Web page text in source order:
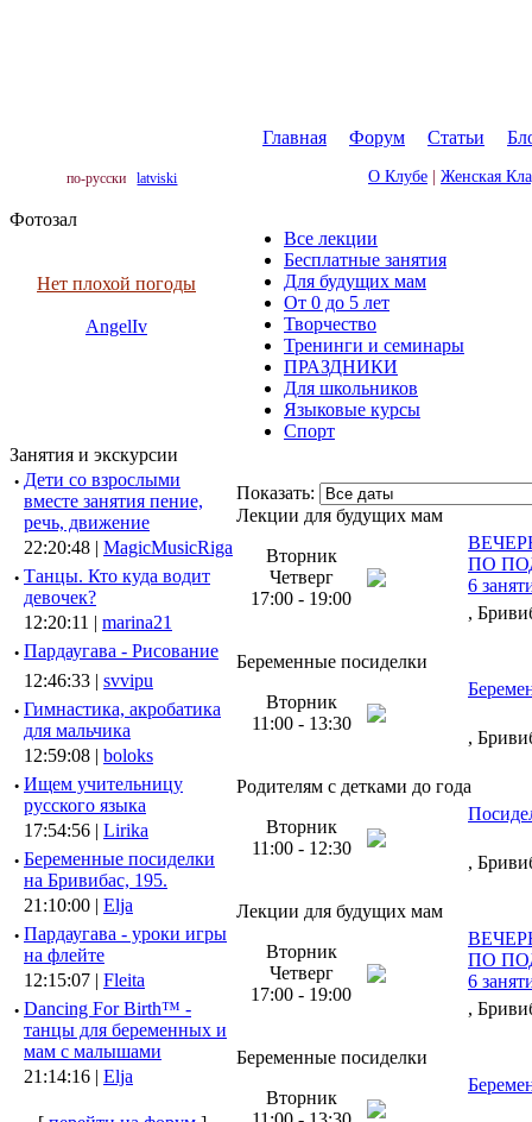
Главная Форум Статьи
по-русски latviski О Клубе Женская
Фотозал
Нет плохой погоды
AngelIv
Занятия и экскурсии
· Дети со взрослыми
вместе занятия пение,
речь, движение
22:20:48 | MagicMusicRiga
· Танцы. Кто куда водит
девочек?
12:20:11 | marina21
· Пардаугава - Рисование
12:46:33 | svvipu
· Гимнастика, акробатика
для мальчика
12:59:08 | boloks
· Ищем учительницу
русского языка
17:54:56 | Lirika
· Беременные посиделки
на Бривибас, 195.
21:10:00 | Elja
· Пардаугава - уроки игры
на флейте
12:15:07 | Fleita
· Dancing For Birth™ -
танцы для беременных и
мам с малышами
21:14:16 | Elja
Все лекции
Бесплатные занятия
Для будущих мам
От 0 до 5 лет
Творчество
Тренинги и семинары
ПРАЗДНИКИ
Для школьников
Языковые курсы
Спорт
Показать:
Лекции для будущих мам
Вторник
Четверг
17:00 - 19:00
ПО
6
,
Беременные посиделки
Вторник
11:00 - 13:30
,
Родителям с детками до года
Вторник
11:00 - 12:30
,
Лекции для будущих мам
Вторник
Четверг
17:00 - 19:00
ПО
6
,
Беременные посиделки
Вторник